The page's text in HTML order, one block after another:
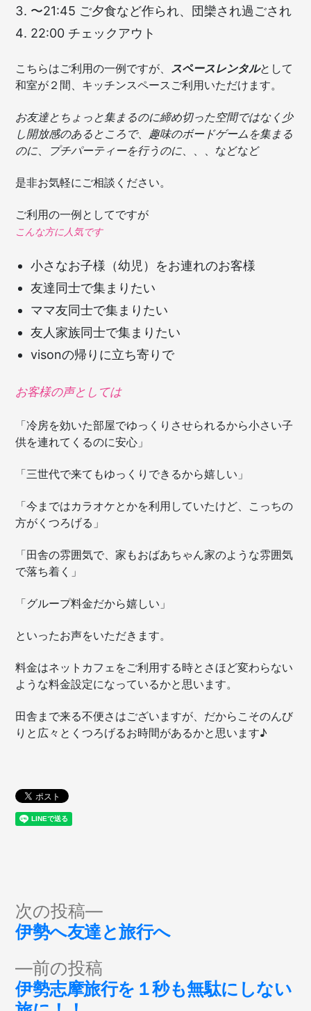
〜21:45 ご夕食など作られ、団欒され過ごされ
22:00 チェックアウト
こちらはご利用の一例ですが、 スペースレンタルとして
和室が２間、キッチンスペースご利用いただけます。
お友達とちょっと集まるのに締め切った空間ではなく少
し開放感のあるところで、 趣味のボードゲームを集まる
のに、 プチパーティーを行うのに、、、などなど
是非お気軽にご相談ください。
ご利用の一例としてですが
こんな方に人気です
小さなお子様（幼児）をお連れのお客様
友達同士で集まりたい
ママ友同士で集まりたい
友人家族同士で集まりたい
visonの帰りに立ち寄りで
お客様の声としては
「冷房を効いた部屋でゆっくりさせられるから小さい子
供を連れてくるのに安心」
「三世代で来てもゆっくりできるから嬉しい」
「今まではカラオケとかを利用していたけど、こっちの
方がくつろげる」
「田舎の雰囲気で、家もおばあちゃん家のような雰囲気
で落ち着く」
「グループ料金だから嬉しい」
といったお声をいただきます。
料金はネットカフェをご利用する時とさほど変わらない
ような料金設定になっているかと思います。
田舎まで来る不便さはございますが、だからこそのんび
りと広々とくつろげるお時間があるかと思います♪
投
ナ
前の投稿
の
伊勢志摩旅行を１秒も無駄にしない
次の投稿
次
の
伊勢へ友達と旅行へ